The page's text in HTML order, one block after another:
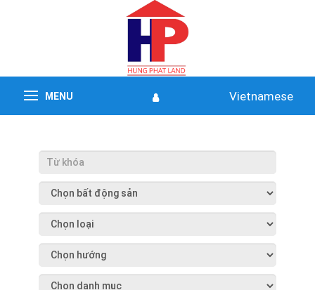
MENU Vietnamese